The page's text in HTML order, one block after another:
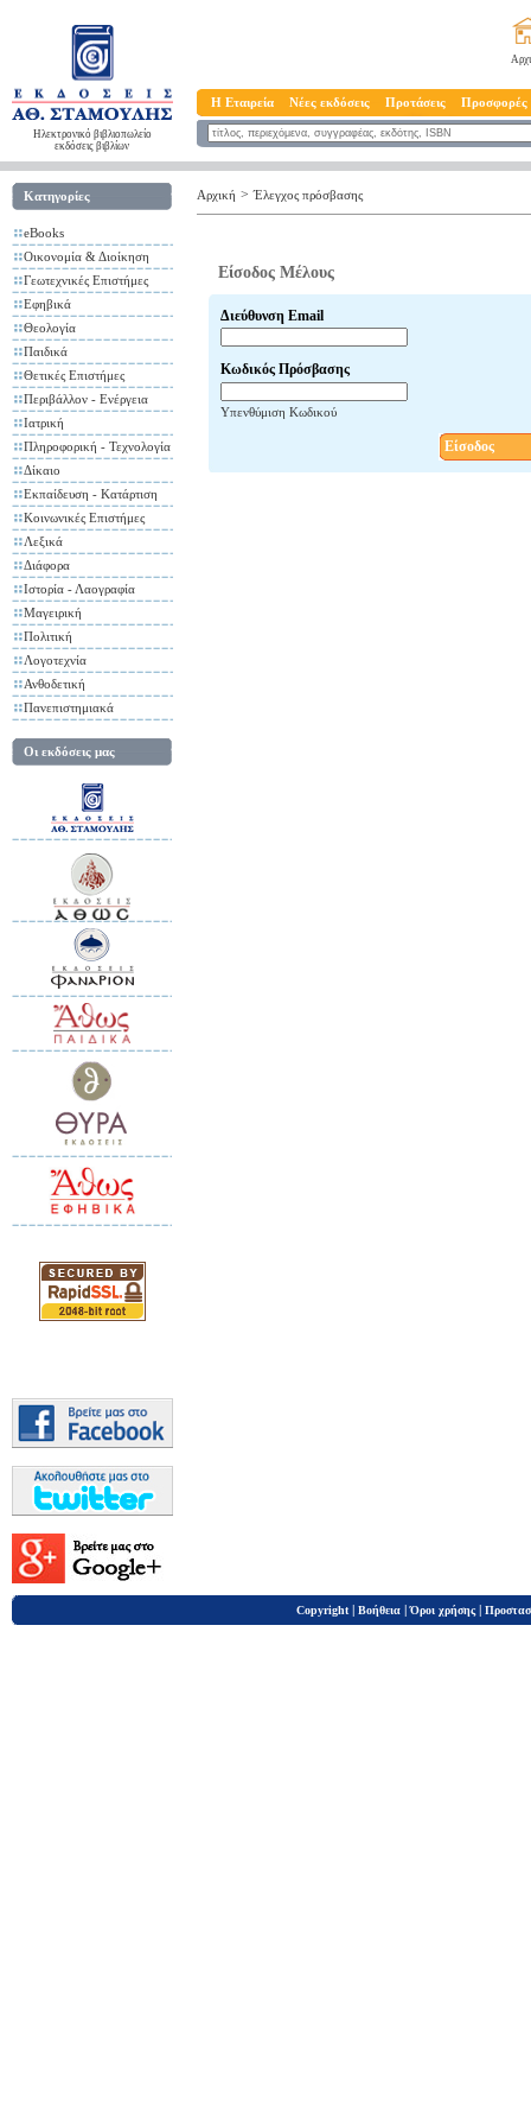
Ηλεκτρονικό βιβλιοπωλείο
εκδόσεις βιβλίων
Η Εταιρεία Νέες εκδόσεις Προτάσεις Προσφορές
Κατηγορίες
eBooks
Οικονομία & Διοίκηση
Γεωτεχνικές Επιστήμες
Εφηβικά
Θεολογία
Παιδικά
Θετικές Επιστήμες
Περιβάλλον - Ενέργεια
Ιατρική
Πληροφορική - Τεχνολογία
Δίκαιο
Εκπαίδευση - Κατάρτιση
Κοινωνικές Επιστήμες
Λεξικά
Διάφορα
Ιστορία - Λαογραφία
Μαγειρική
Πολιτική
Λογοτεχνία
Ανθοδετική
Πανεπιστημιακά
Οι εκδόσεις μας
Αρχική > Έλεγχος πρόσβασης
Είσοδος Μέλους
Διεύθυνση Email
Κωδικός Πρόσβασης
Υπενθύμιση Κωδικού
Είσοδος
Copyright | Βοήθεια |Όροι χρήσης |